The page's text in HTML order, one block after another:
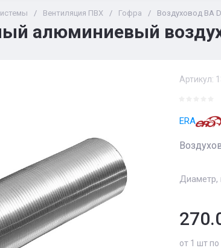
/ Вентиляция ПВХ / Гофра / Воздуховод ВА
алюминиевый
Артикул:
ERA
Диаметр,
от 1 шт